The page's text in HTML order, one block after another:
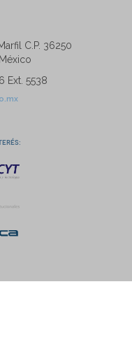
C.P. 36250
Ext. 5538